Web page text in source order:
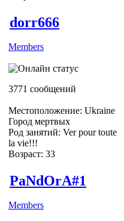
dorr666
Members
3771 сообщений
Местоположение: Ukraine
Город мертвых
Род занятий: Ver pour toute
la vie!!!
Возраст: 33
PaNdOrA#1
Members